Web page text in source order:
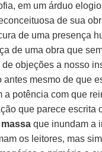
em um árduo
de sua
de uma presença
de uma obra que
objeções a nosso
antes mesmo de que
a potência com que
que parece escrita
que inundam a
os leitores, mas